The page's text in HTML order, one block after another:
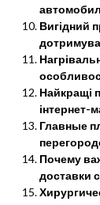
Вигідний
Найкращі
інтернет-
Главные
Почему
доставки